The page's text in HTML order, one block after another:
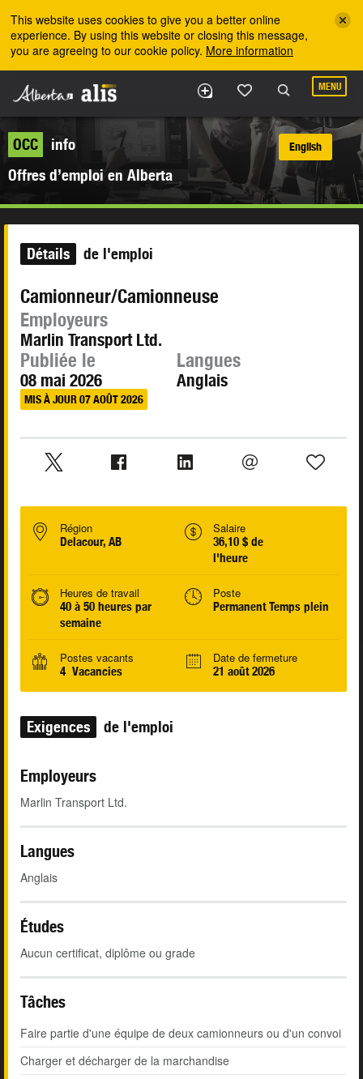
This website uses cookies to give you a better online
experience. By using this website or closing this message,
you are agreeing to our cookie policy. More information
MENU
OCC
info
Offres d’emploi en Alberta
English
Détails de l'emploi
Camionneur/Camionneuse
Employeurs
Marlin Transport Ltd.
Publiée le
08 mai 2026
MIS À JOUR 07 AOÛT 2026
Langues
Anglais
Région
Delacour, AB
Salaire
36,10 $ de
l'heure
Heures de travail
40 à 50 heures par
semaine
Poste
Permanent Temps plein
Postes vacants
4 Vacancies
Date de fermeture
21 août 2026
Exigences de l'emploi
Employeurs
Marlin Transport Ltd.
Langues
Anglais
Études
Aucun certificat, diplôme ou grade
Tâches
Faire partie d'une équipe de deux camionneurs ou d'un convoi
Charger et décharger de la marchandise